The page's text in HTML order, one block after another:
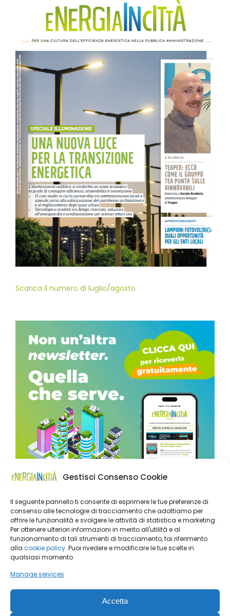
Gestisci Consenso Cookie
Il seguente pannello ti consente di esprimere le tue preferenze di
consenso alle tecnologie di tracciamento che adottiamo per
offrire le funzionalità e svolgere le attività di statistica e marketing.
Per ottenere ulteriori informazioni in merito all'utilità e al
funzionamento di tali strumenti di tracciamento, fai riferimento
alla cookie policy. Puoi rivedere e modificare le tue scelte in
qualsiasi momento.
Manage services
Accetta
Scarica il numero di luglio/agosto